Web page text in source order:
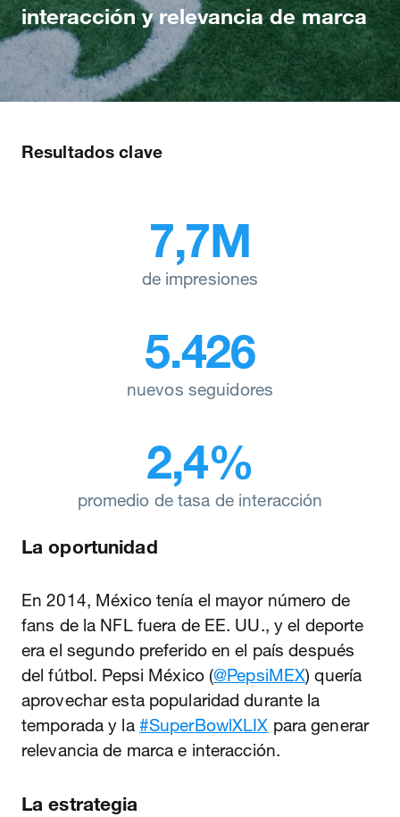
interacción y relevancia de marca
Resultados clave
7,7M
de impresiones
5.426
nuevos seguidores
2,4%
promedio de tasa de interacción
La oportunidad
En 2014, México tenía el mayor número de
fans de la NFL fuera de EE. UU., y el deporte
era el segundo preferido en el país después
del fútbol. Pepsi México (@PepsiMEX) quería
aprovechar esta popularidad durante la
temporada y la #SuperBowlXLIX para generar
relevancia de marca e interacción.
La estrategia